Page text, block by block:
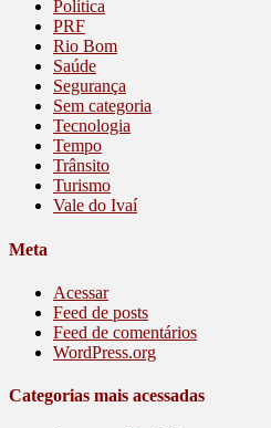
Política
PRF
Rio Bom
Saúde
Segurança
Sem categoria
Tecnologia
Tempo
Trânsito
Turismo
Vale do Ivaí
Meta
Acessar
Feed de posts
Feed de comentários
WordPress.org
Categorias mais acessadas